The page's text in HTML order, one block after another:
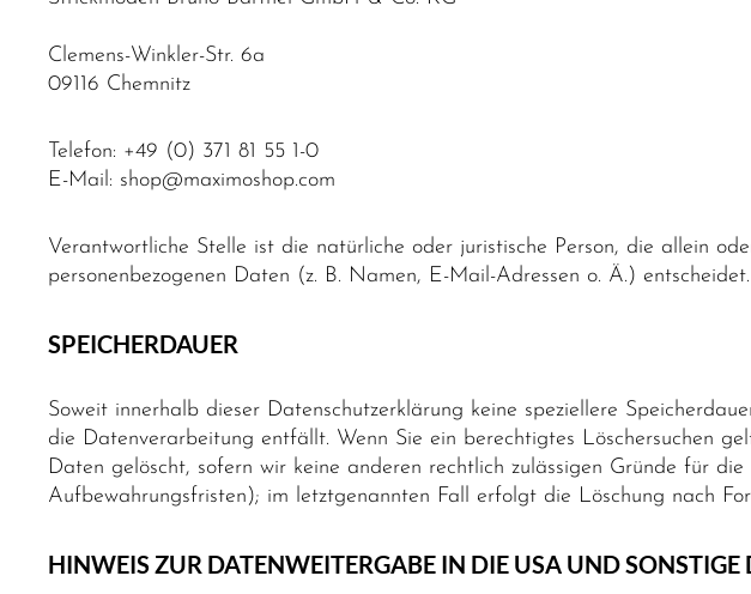
Clemens-Winkler-Str. 6a
09116 Chemnitz
Telefon: +49 (0) 371 81 55 1-0
E-Mail: shop@maximoshop.com
Verantwortliche Stelle ist die natürliche oder juristische Person, die allein
personenbezogenen Daten (z. B. Namen, E-Mail-Adressen o. Ä.) entscheidet.
SPEICHERDAUER
Soweit innerhalb dieser Datenschutzerklärung keine speziellere
die Datenverarbeitung entfällt. Wenn Sie ein berechtigtes Löschersuchen
Daten gelöscht, sofern wir keine anderen rechtlich zulässigen Gründe für
Aufbewahrungsfristen); im letztgenannten Fall erfolgt die Löschung nach
HINWEIS ZUR DATENWEITERGABE IN DIE USA UND SONSTIGE